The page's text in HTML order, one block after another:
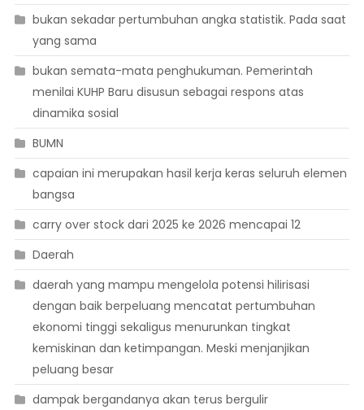
bukan sekadar pertumbuhan angka statistik. Pada saat
yang sama
bukan semata-mata penghukuman. Pemerintah
menilai KUHP Baru disusun sebagai respons atas
dinamika sosial
BUMN
capaian ini merupakan hasil kerja keras seluruh elemen
bangsa
carry over stock dari 2025 ke 2026 mencapai 12
Daerah
daerah yang mampu mengelola potensi hilirisasi
dengan baik berpeluang mencatat pertumbuhan
ekonomi tinggi sekaligus menurunkan tingkat
kemiskinan dan ketimpangan. Meski menjanjikan
peluang besar
dampak bergandanya akan terus bergulir